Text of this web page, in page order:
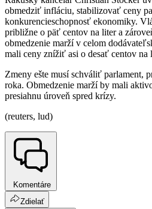
obmedziť infláciu, stabilizovať ceny
konkurencieschopnosť ekonomiky.
približne o päť centov na liter a
obmedzenie marží v celom
mali ceny znížiť asi o desať centov na
Zmeny ešte musí schváliť parlament,
roka. Obmedzenie marží by mali
presiahnu úroveň spred krízy.
(reuters, lud)
Komentáre
Zdielať